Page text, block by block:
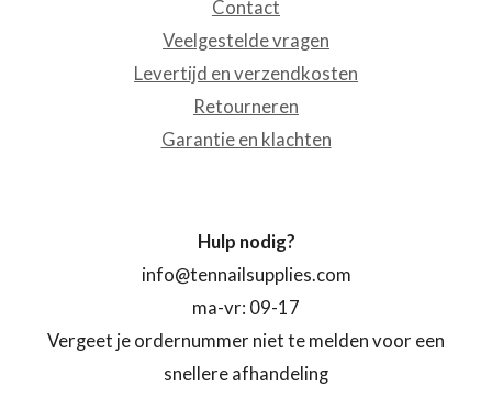
Contact
Veelgestelde vragen
Levertijd en verzendkosten
Retourneren
Garantie en klachten
Hulp nodig?
info@tennailsupplies.com
ma-vr: 09-17
Vergeet je ordernummer niet te melden voor een
snellere afhandeling